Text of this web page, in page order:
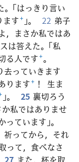
「はっきり言い
ます+ 」。 22 弟子
，まさか私ではあ
は答えた。「私
る人です+。
去っていきます
ります+ ！ 生ま
」。 25 裏切ろう
私ではありませ
ています」。
祈ってから，それ
って，食べなさ
27 また，杯を取